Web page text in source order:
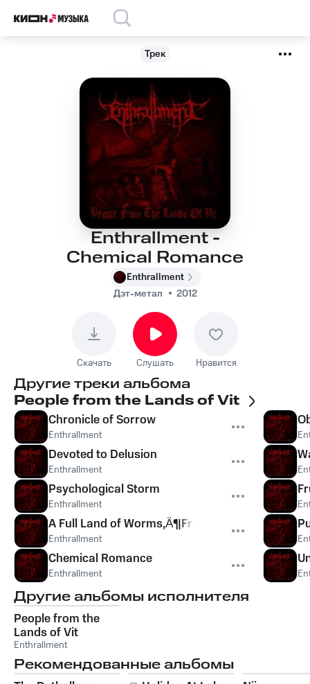
Трек
Enthrallment -
Chemical Romance
Enthrallment
Дэт-метал
2012
Скачать Слушать Нравится
Другие треки альбома
People from the Lands of Vit
Chronicle of Sorrow
Enthrallment
Devoted to Delusion
Enthrallment
Psychological Storm
Enthrallment
A Full Land of Worms‚Ä¶From the River to the
Enthrallment
Chemical Romance
Enthrallment
Другие альбомы исполнителя
People from the
Lands of Vit
Enthrallment
Рекомендованные альбомы